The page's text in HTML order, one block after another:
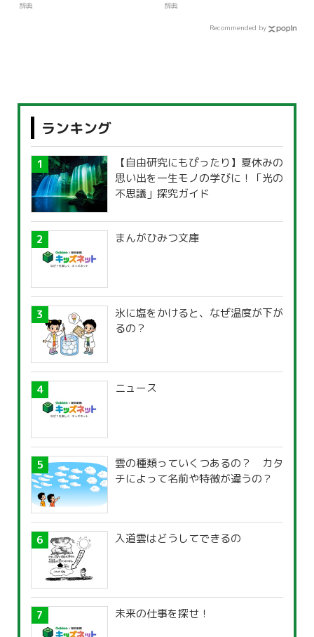
辞典 辞典
Recommended by
ランキング
【自由研究にもぴったり】夏休みの
思い出を一生モノの学びに！「光の
不思議」探究ガイド
まんがひみつ文庫
氷に塩をかけると、なぜ温度が下が
るの？
ニュース
雲の種類っていくつあるの？ カタ
チによって名前や特徴が違うの？
入道雲はどうしてできるの
未来の仕事を探せ！